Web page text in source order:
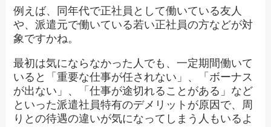
例えば、同年代で正社員として働いている友人
や、派遣元で働いている若い正社員の方などが対
象ですかね。
最初は気にならなかった人でも、一定期間働いて
いると「重要な仕事が任されない」、「ボーナス
が出ない」、「仕事が途切れることがある」など
といった派遣社員特有のデメリットが原因で、周
りとの待遇の違いが気になってしまう人もいるよ